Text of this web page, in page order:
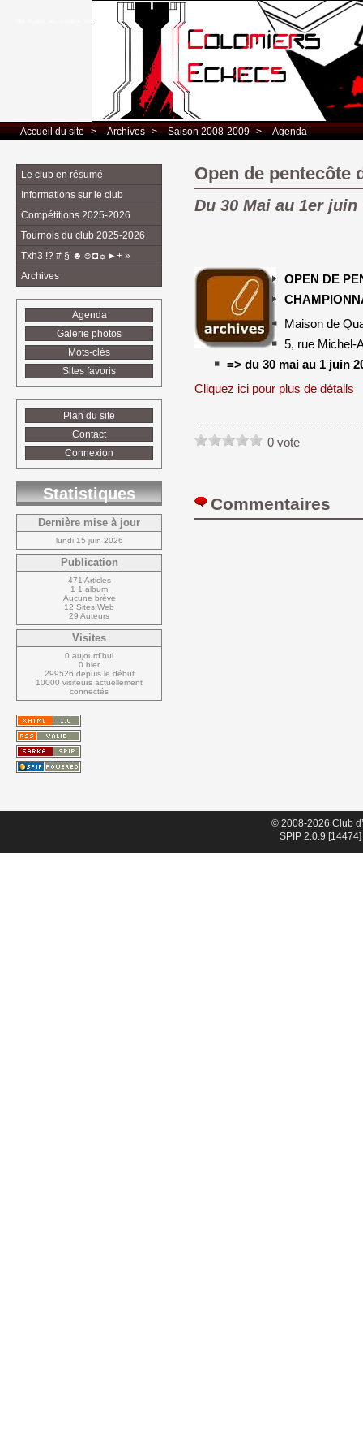
Club d’Echecs Léo Lagrange de Colomiers
Accueil du site > Archives > Saison 2008-2009 > Agenda
Open de pentecôte
Du 30 Mai au 1er juin
OPEN DE
Maison de
5, rue Michel-
=> du 30 mai au 1 juin
Cliquez ici pour plus de détails
0 vote
Commentaires
Le club en résumé
Informations sur le club
Compétitions 2025-2026
Tournois du club 2025-2026
Txh3 !? # § ☻☺◘☼►+ »
Archives
Agenda
Galerie photos
Mots-clés
Sites favoris
Plan du site
Contact
Connexion
Statistiques
Dernière mise à jour
lundi 15 juin 2026
Publication
471 Articles
1 1 album
Aucune brève
12 Sites Web
29 Auteurs
Visites
0 aujourd'hui
0 hier
299526 depuis le début
10000 visiteurs actuellement
connectés
© 2008-2026 Club
SPIP 2.0.9 [14474]